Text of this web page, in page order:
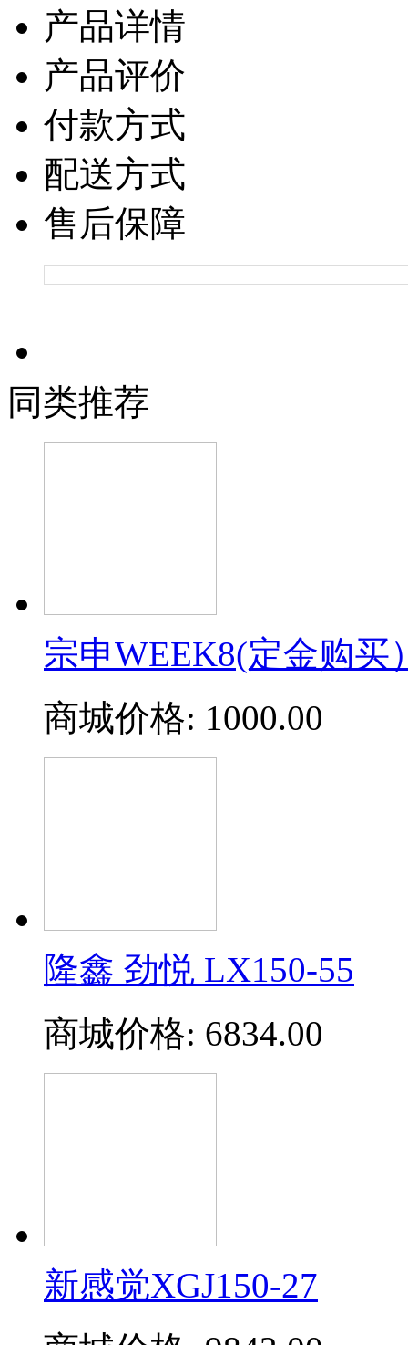
产品详情
产品评价
付款方式
配送方式
售后保障
同类推荐
宗申WEEK8(定金购买
商城价格: 1000.00
隆鑫 劲悦 LX150-55
商城价格: 6834.00
新感觉XGJ150-27